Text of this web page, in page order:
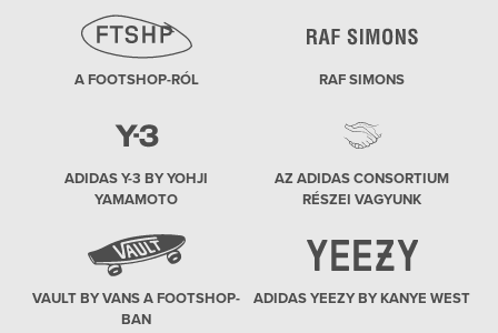
A FOOTSHOP-RÓL RAF SIMONS
ADIDAS Y-3 BY YOHJI
YAMAMOTO
AZ ADIDAS CONSORTIUM
RÉSZEI VAGYUNK
VAULT BY VANS A FOOTSHOP-
BAN
ADIDAS YEEZY BY KANYE WEST